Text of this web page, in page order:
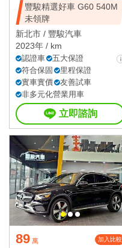
豐駿精選好車 G60 540M
未領牌
新北市 / 豐駿汽車
2023年 / km
認證車
五大保證
符合保固
里程保證
實車實價
友善試車
非多元化營業用車
立即諮詢
89 萬 加入比較